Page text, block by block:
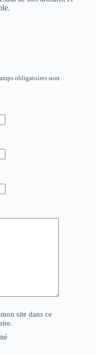
obligatoires sont
site dans ce